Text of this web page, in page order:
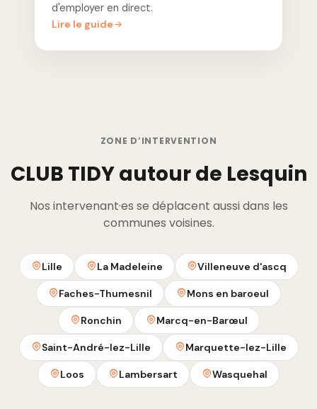
d'employer en direct.
Lire le guide
ZONE D’INTERVENTION
CLUB TIDY autour de Lesquin
Nos intervenant·es se déplacent aussi dans les
communes voisines.
Lille La Madeleine Villeneuve d'ascq
Faches-Thumesnil Mons en baroeul
Ronchin Marcq-en-Barœul
Saint-André-lez-Lille Marquette-lez-Lille
Loos Lambersart Wasquehal